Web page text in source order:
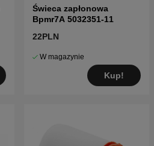
Świeca zapłonowa
Bpmr7A 5032351-11
22PLN
W magazynie
Kup!